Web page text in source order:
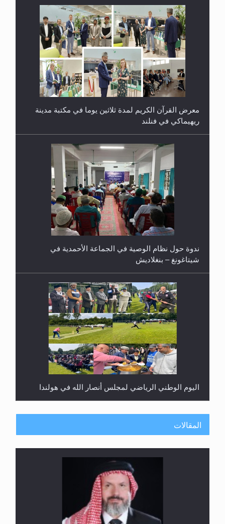
معرض القرآن الكريم لمدة ثلاثين يوما في مكتبة مدينة
ريهيماكي في فنلند
ندوة حول نظام الوصية في الجماعة الأحمدية في
شيتاغونغ – بنغلاديش
اليوم الوطني الرياضي لمجلس أنصار الله في هولندا
إتمام حفظ القرآن الكريم لثلاثة طلاب من مدرسة الحفظ
المقالات